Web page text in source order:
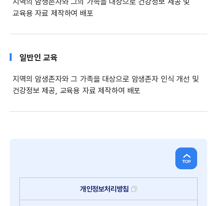
교육용 자료 제작하여 배포
일반인 교육
지역의 암생존자와 그 가족을 대상으로 암생존자 인식 개선 및
건강정보 제공, 교육용 자료 제작하여 배포
개인정보처리방침